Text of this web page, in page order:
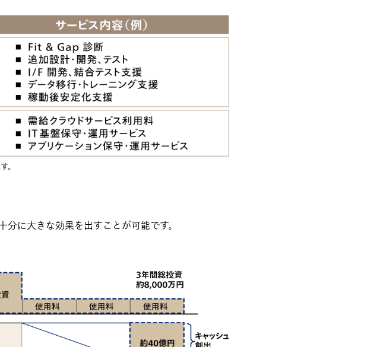
に大きな効果を出すことが可能です。